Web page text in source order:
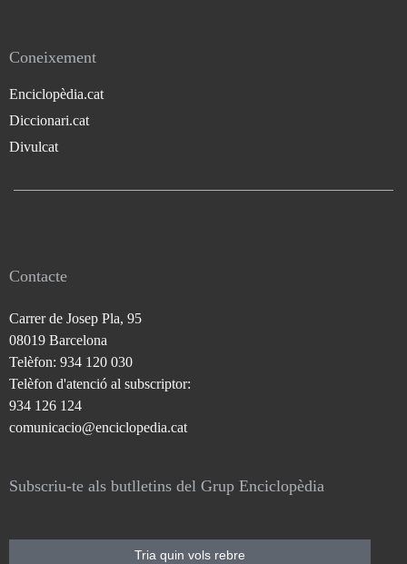
Coneixement
Enciclopèdia.cat
Diccionari.cat
Divulcat
Contacte
Carrer de Josep Pla, 95
08019 Barcelona
Telèfon: 934 120 030
Telèfon d'atenció al subscriptor:
934 126 124
comunicacio@enciclopedia.cat
Subscriu-te als butlletins del Grup Enciclopèdia
Tria quin vols rebre